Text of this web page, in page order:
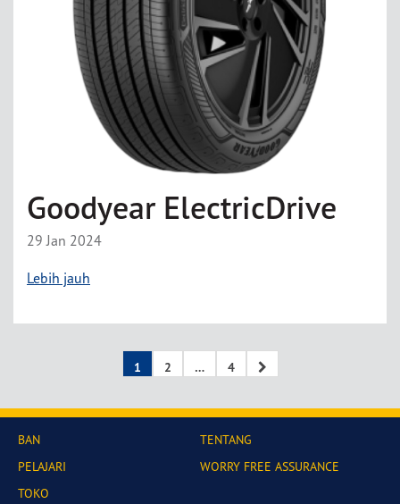
Goodyear ElectricDrive
29 Jan 2024
Lebih jauh
1 2 … 4
BAN
PELAJARI
TOKO
TENTANG
WORRY FREE ASSURANCE